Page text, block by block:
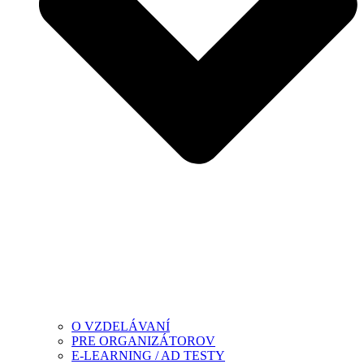
O VZDELÁVANÍ
PRE ORGANIZÁTOROV
E-LEARNING / AD TESTY